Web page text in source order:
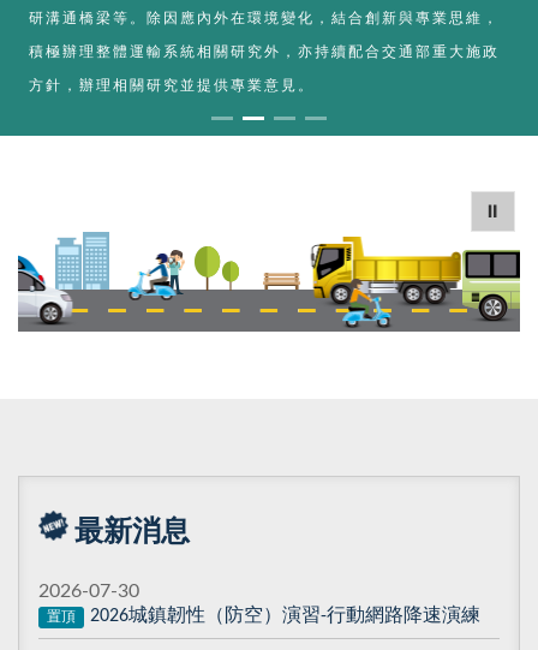
研溝通橋梁等。除因應內外在環境變化，結合創新與專業思維，
積極辦理整體運輸系統相關研究外，亦持續配合交通部重大施政
方針，辦理相關研究並提供專業意見。
⏸
最新消息
2026-07-30
置頂 2026城鎮韌性（防空）演習-行動網路降速演練